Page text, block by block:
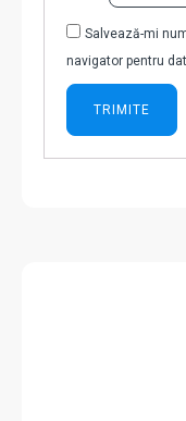
Salvează-mi
navigator pentru